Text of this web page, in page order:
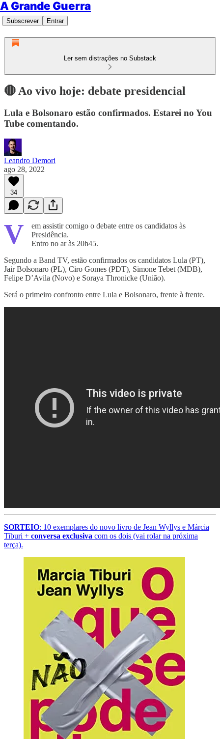
A Grande Guerra
Subscrever Entrar
Ler sem distrações no Substack
🔴 Ao vivo hoje: debate presidencial
Lula e Bolsonaro estão confirmados. Estarei no You
Tube comentando.
Leandro Demori
ago 28, 2022
34
V
em assistir comigo o debate entre os candidatos às
Presidência.
Entro no ar às 20h45.
Segundo a Band TV, estão confirmados os candidatos Lula (PT),
Jair Bolsonaro (PL), Ciro Gomes (PDT), Simone Tebet (MDB),
Felipe D’Avila (Novo) e Soraya Thronicke (União).
Será o primeiro confronto entre Lula e Bolsonaro, frente à frente.
SORTEIO: 10 exemplares do novo livro de Jean Wyllys e Márcia
Tiburi + conversa exclusiva com os dois (vai rolar na próxima
terça).